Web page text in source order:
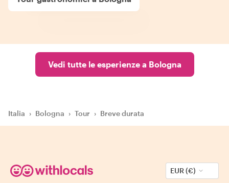
Vedi tutte le esperienze a Bologna
Italia › Bologna › Tour › Breve durata
EUR (€)